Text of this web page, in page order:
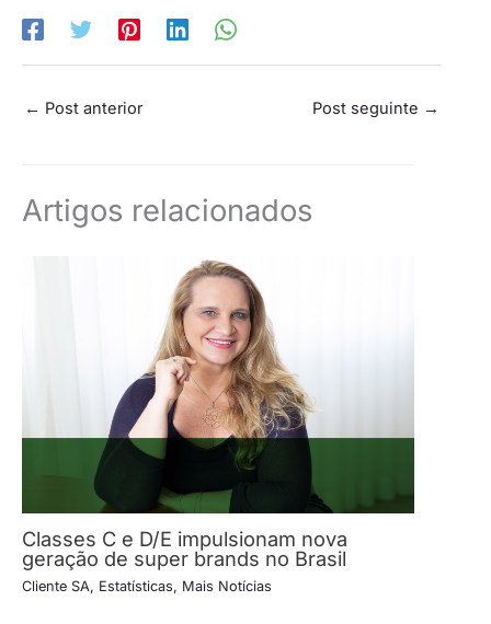
← Post anterior Post seguinte →
Artigos relacionados
Classes C e D/E impulsionam nova
geração de super brands no Brasil
Cliente SA, Estatísticas, Mais Notícias